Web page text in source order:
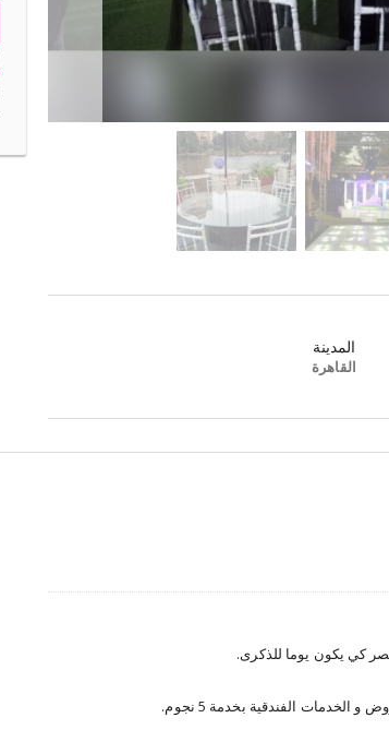
المدينة
القاهرة
كي يكون يوما للذكرى.
الخدمات الفندقية بخدمة 5 نجوم.